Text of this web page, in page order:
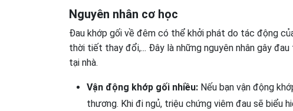
Nguyên nhân cơ học
Đau khớp gối về đêm có thể khởi phát do tác động
thời tiết thay đổi,... Đây là những nguyên nhân gây
tại nhà.
Vận động khớp gối nhiều: Nếu bạn vận động
thương. Khi đi ngủ, triệu chứng viêm đau sẽ biểu